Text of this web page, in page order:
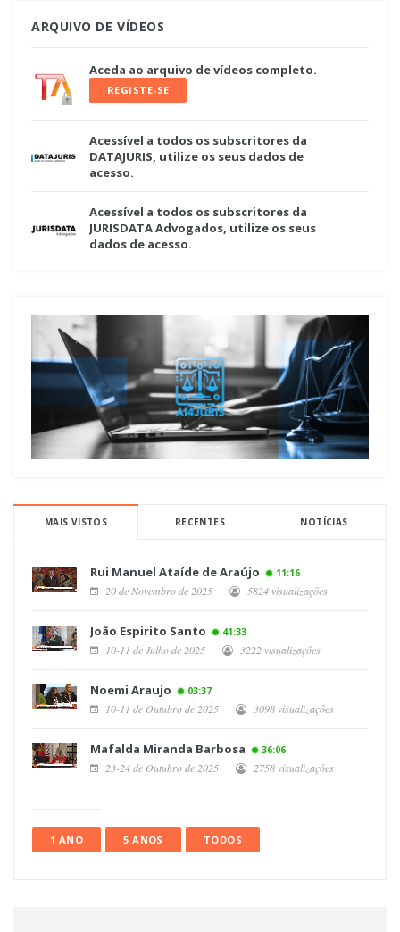
ARQUIVO DE VÍDEOS
Aceda ao arquivo de vídeos completo.
REGISTE-SE
Acessível a todos os subscritores da
DATAJURIS, utilize os seus dados de
acesso.
Acessível a todos os subscritores da
JURISDATA Advogados, utilize os seus
dados de acesso.
MAIS VISTOS RECENTES NOTÍCIAS
Rui Manuel Ataíde de Araújo 11:16
20 de Novembro de 2025 5824 visualizações
João Espirito Santo 41:33
10-11 de Julho de 2025 3222 visualizações
Noemi Araujo 03:37
10-11 de Outubro de 2025 3098 visualizações
Mafalda Miranda Barbosa 36:06
23-24 de Outubro de 2025 2758 visualizações
1 ANO 5 ANOS TODOS